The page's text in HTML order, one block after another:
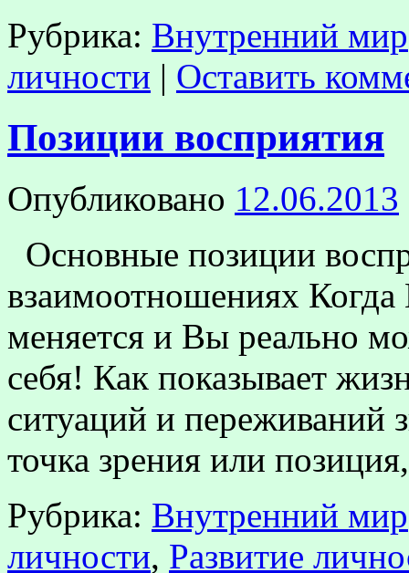
Рубрика: Внутренний мир
личности | Оставить
Позиции восприятия
Опубликовано 12.06.2013
Основные позиции
взаимоотношениях Когда
меняется и Вы реально
себя! Как показывает
ситуаций и переживаний
точка зрения или
Рубрика: Внутренний мир
личности, Развитие